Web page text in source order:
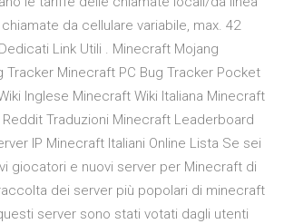
da cellulare variabile, max. 42
Link Utili . Minecraft Mojang
Tracker Minecraft PC Bug Tracker Pocket
Inglese Minecraft Wiki Italiana Minecraft
Traduzioni Minecraft Leaderboard
IP Minecraft Italiani Online Lista Se sei
giocatori e nuovi server per Minecraft di
dei server più popolari di minecraft
server sono stati votati dagli utenti